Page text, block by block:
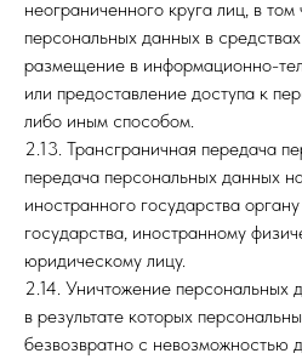
неограниченного круга лиц, в
персональных данных в
размещение в информационно-
или предоставление доступа к
либо иным способом.
2.13. Трансграничная передача
передача персональных данных
иностранного государства
государства, иностранному
юридическому лицу.
2.14. Уничтожение
в результате которых
безвозвратно с невозможностью